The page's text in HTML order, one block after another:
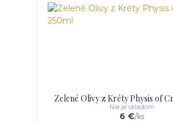
Zelené Olivy z Kréty Physis of
6 €/ks
Nie je skladom